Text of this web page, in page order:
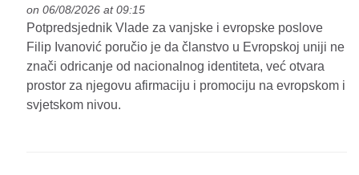
on 06/08/2026 at 09:15
Potpredsjednik Vlade za vanjske i evropske poslove
Filip Ivanović poručio je da članstvo u Evropskoj uniji ne
znači odricanje od nacionalnog identiteta, već otvara
prostor za njegovu afirmaciju i promociju na evropskom i
svjetskom nivou.